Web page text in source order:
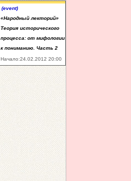
(event)
«Народный лекторий»
Теория исторического
процесса: от мифологии
к пониманию. Часть 2
Начало:24.02.2012 20:00